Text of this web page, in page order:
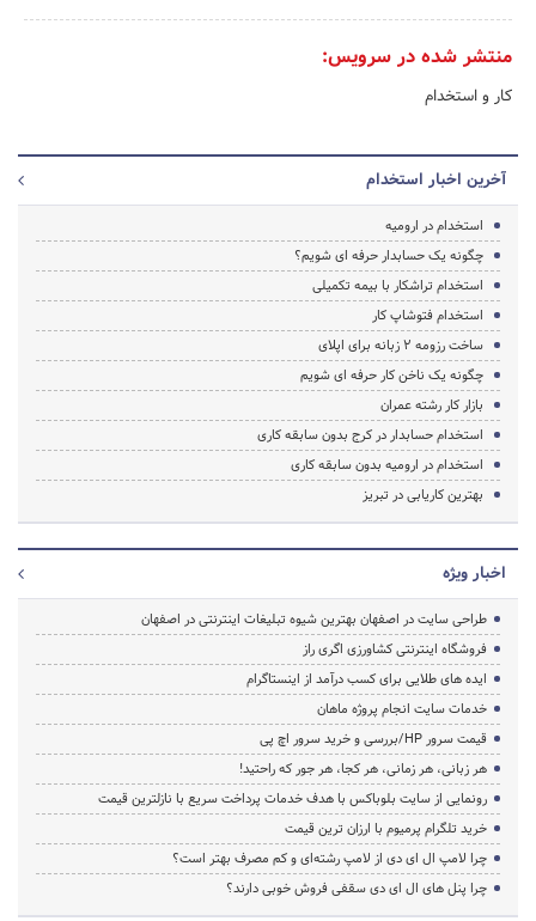
منتشر شده در سرویس:
کار و استخدام
آخرین اخبار استخدام
استخدام در ارومیه
چگونه یک حسابدار حرفه ای شویم؟
استخدام تراشکار با بیمه تکمیلی
استخدام فتوشاپ کار
ساخت رزومه 2 زبانه برای اپلای
چگونه یک ناخن کار حرفه ای شویم
بازار کار رشته عمران
استخدام حسابدار در کرج بدون سابقه کاری
استخدام در ارومیه بدون سابقه کاری
بهترین کاریابی در تبریز
اخبار ویژه
طراحی سایت در اصفهان بهترین شیوه تبلیغات اینترنتی در اصفهان
فروشگاه اینترنتی کشاورزی اگری راز
ایده های طلایی برای کسب درآمد از اینستاگرام
خدمات سایت انجام پروژه ماهان
قیمت سرور HP/بررسی و خرید سرور اچ پی
هر زبانی، هر زمانی، هر کجا، هر جور که راحتید!
رونمایی از سایت بلوباکس با هدف خدمات پرداخت سریع با نازلترین قیمت
خرید تلگرام پرمیوم با ارزان ترین قیمت
چرا لامپ ال ای دی از لامپ رشته‌ای و کم مصرف بهتر است؟
چرا پنل های ال ای دی سقفی فروش خوبی دارند؟